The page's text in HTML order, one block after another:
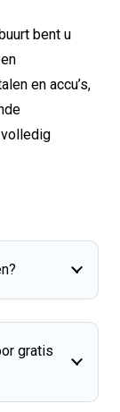
bent u
en accu’s,
gratis